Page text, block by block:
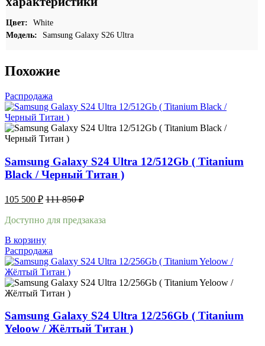
Цвет:
White
Модель:
Samsung Galaxy S26 Ultra
Похожие
Распродажа
Samsung Galaxy S24 Ultra 12/512Gb ( Titanium
Black / Черный Титан )
105 500 ₽ 111 850₽
Доступно для предзаказа
В корзину
Распродажа
Samsung Galaxy S24 Ultra 12/256Gb ( Titanium
Yeloow / Жёлтый Титан )